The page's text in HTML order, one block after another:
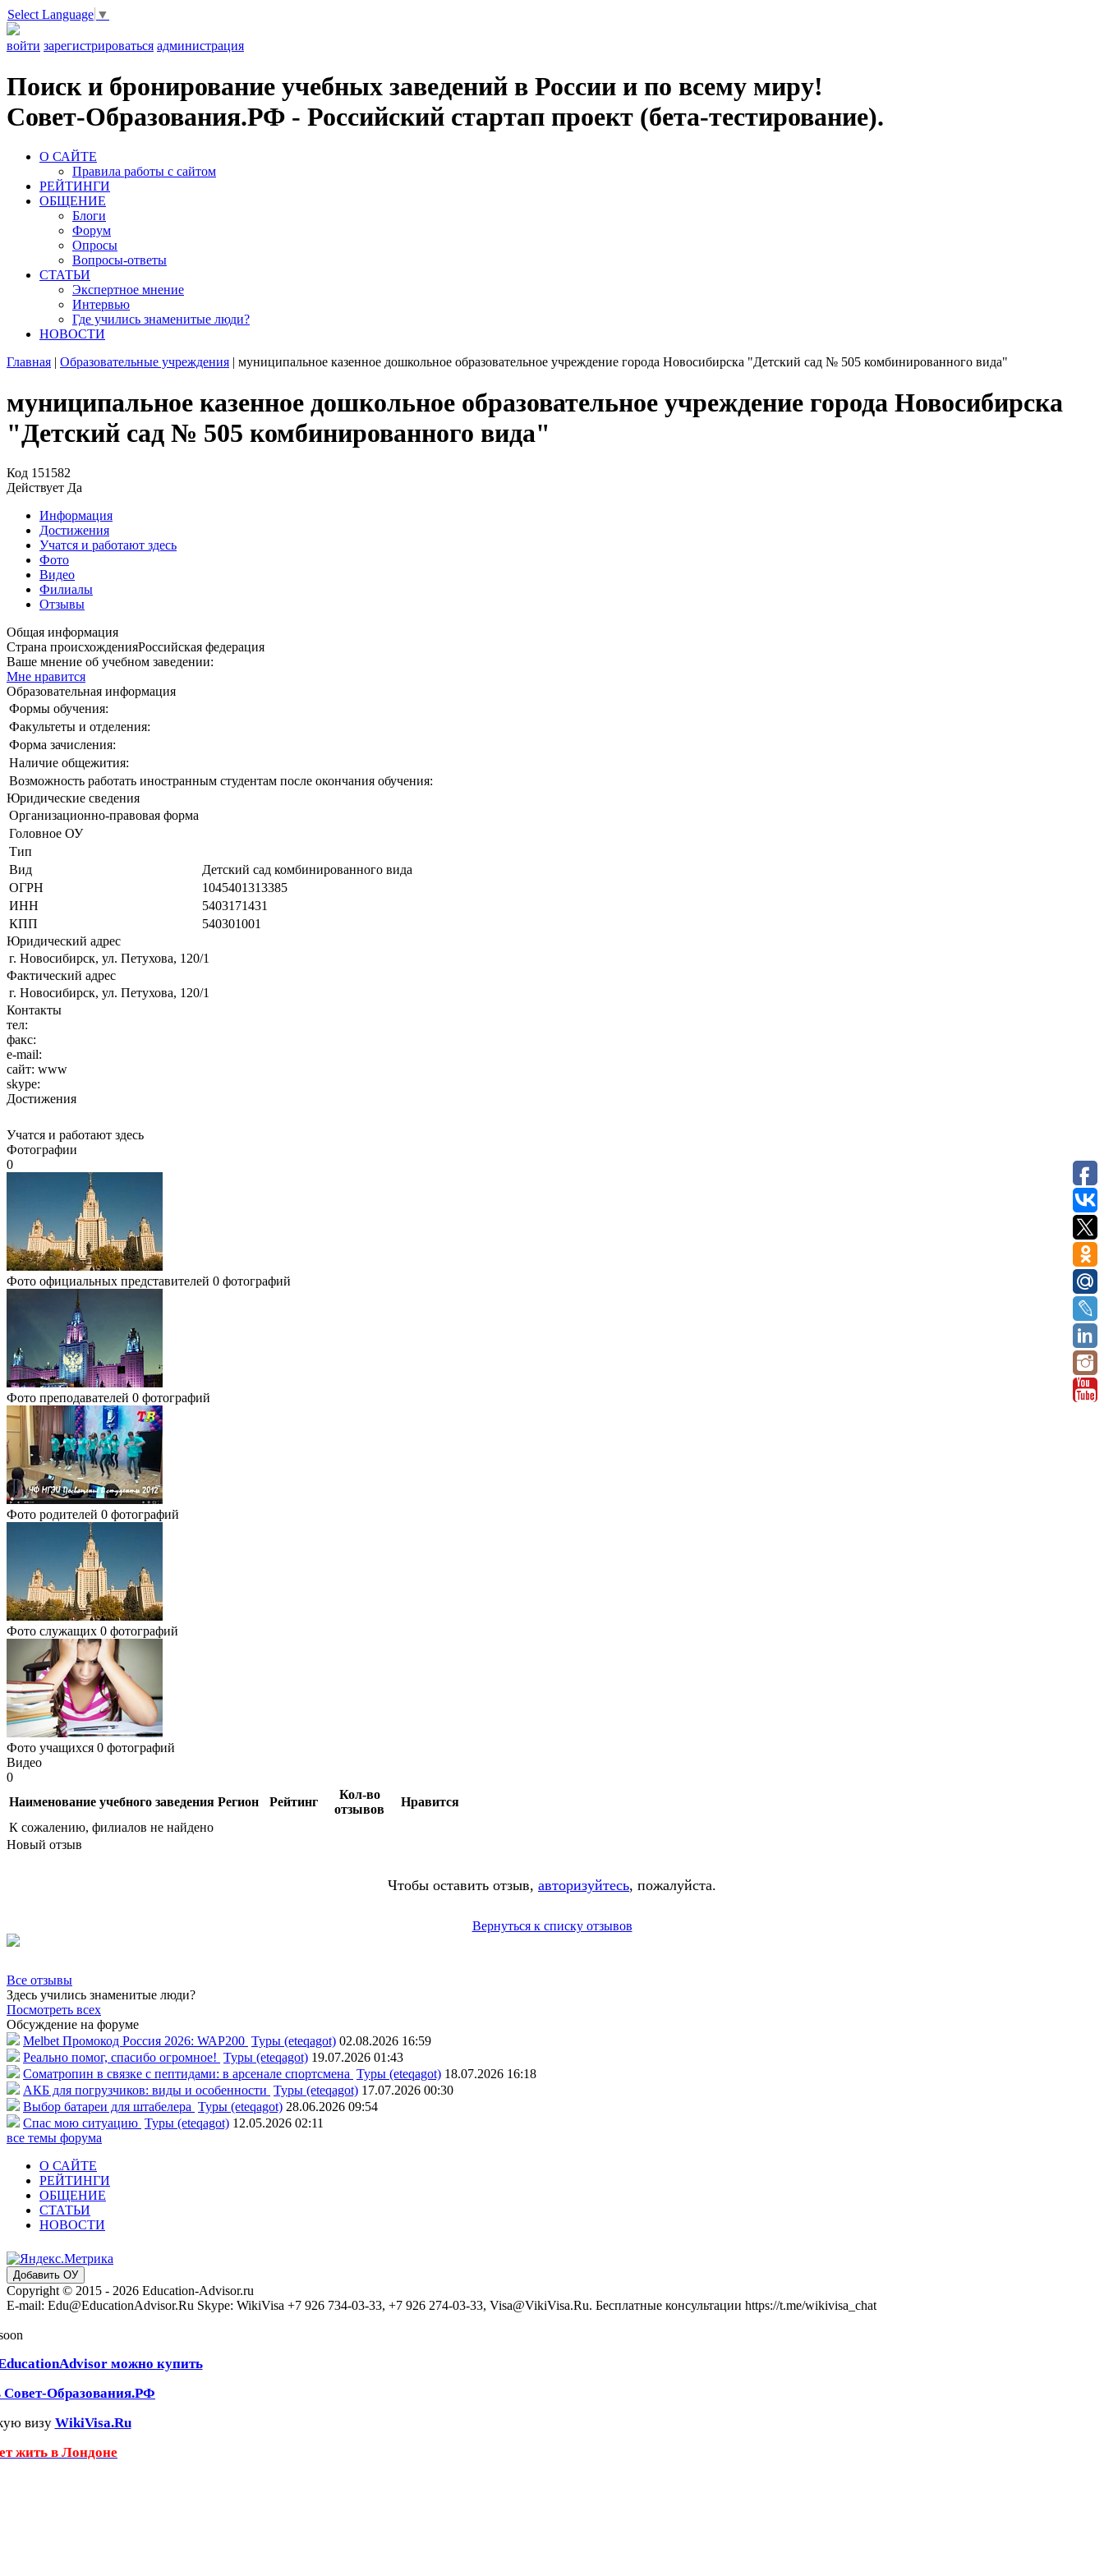
Select Language ▼
войти зарегистрироваться администрация
Поиск и бронирование учебных заведений в России и по всему миру!
Совет-Образования.РФ - Российский стартап проект (бета-тестирование).
О САЙТЕ
Правила работы с сайтом
РЕЙТИНГИ
ОБЩЕНИЕ
Блоги
Форум
Опросы
Вопросы-ответы
СТАТЬИ
Экспертное мнение
Интервью
Где учились знаменитые люди?
НОВОСТИ
Главная | Образовательные учреждения | муниципальное казенное дошкольное образовательное учреждение города Новосибирска "Детский сад № 505 комбинированного вида"
муниципальное казенное дошкольное образовательное учреждение города Новосибирска
"Детский сад № 505 комбинированного вида"
Код 151582
Действует Да
Информация
Достижения
Учатся и работают здесь
Фото
Видео
Филиалы
Отзывы
Общая информация
Страна происхожденияРоссийская федерация
Ваше мнение об учебном заведении:
Мне нравится
Образовательная информация
Формы обучения:
Факультеты и отделения:
Форма зачисления:
Наличие общежития:
Возможность работать иностранным студентам после окончания обучения:
Юридические сведения
Организационно-правовая форма
Головное ОУ
Тип
Вид
Детский сад комбинированного вида
ОГРН
1045401313385
ИНН
5403171431
КПП
540301001
Юридический адрес
г. Новосибирск, ул. Петухова, 120/1
Фактический адрес
г. Новосибирск, ул. Петухова, 120/1
Контакты
тел:
факс:
e-mail:
сайт: www
skype:
Достижения
Учатся и работают здесь
Фотографии
0
Фото официальных представителей 0 фотографий
Фото преподавателей 0 фотографий
Фото родителей 0 фотографий
Фото служащих 0 фотографий
Фото учащихся 0 фотографий
Видео
0
Наименование учебного заведения Регион Рейтинг
Кол-во
отзывов
Нравится
К сожалению, филиалов не найдено
Новый отзыв
Чтобы оставить отзыв, авторизуйтесь, пожалуйста.
Вернуться к списку отзывов
Все отзывы
Здесь учились знаменитые люди?
Посмотреть всех
Обсуждение на форуме
Melbet Промокод Россия 2026: WAP200 Туры (eteqagot) 02.08.2026 16:59
Реально помог, спасибо огромное! Туры (eteqagot) 19.07.2026 01:43
Соматропин в связке с пептидами: в арсенале спортсмена Туры (eteqagot) 18.07.2026 16:18
АКБ для погрузчиков: виды и особенности Туры (eteqagot) 17.07.2026 00:30
Выбор батареи для штабелера Туры (eteqagot) 28.06.2026 09:54
Спас мою ситуацию Туры (eteqagot) 12.05.2026 02:11
все темы форума
О САЙТЕ
РЕЙТИНГИ
ОБЩЕНИЕ
СТАТЬИ
НОВОСТИ
Добавить ОУ
Copyright © 2015 - 2026 Education-Advisor.ru
E-mail: Edu@EducationAdvisor.Ru Skype: WikiVisa +7 926 734-03-33, +7 926 274-03-33, Visa@VikiVisa.Ru. Бесплатные консультации https://t.me/wikivisa_chat
можно купить
Совет-Образования.РФ
визу WikiVisa.Ru
жить в Лондоне